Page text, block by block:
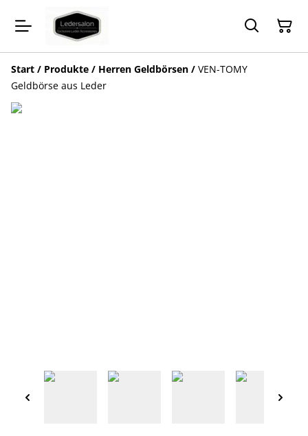
Start / Produkte / Herren Geldbörsen / VEN-TOMY
Geldbörse aus Leder